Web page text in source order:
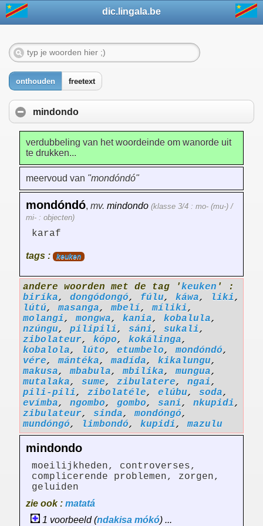
dic.lingala.be
onthouden freetext
mindondo
verdubbeling van het woordeinde om wanorde uit
te drukken...
meervoud van "mondóndó"
mondóndó, mv. mindondo (klasse 3/4 : mo- (mu-) /
mi- : objecten)
karaf
tags : keuken
andere woorden met de tag 'keuken ' :
biríka, dongódongó, fúlu, káwa, liki,
lútú,masanga,mbelí,míliki,
molangi,mongwa, kania, kobalula,
nzúngu, pilipili, sáni, sukali,
zibolateur, kópo, kokálinga,
kobalola, lúto, etumbelo,mondóndó,
vére,mántéka,madída, kikalungu,
makusa,mbabula,mbilika,mungua,
mutalaka, sume, zibulatere, ngai,
pili-pili, zibolatéle, elúbu, soda,
evímba, ngombo, gombo, sani, nkupidi,
zibulateur, sinda,mondóngó,
mundóngó, limbondó, kupidi,mazulu
mindondo
moeilijkheden, controverses,
complicerende problemen, zorgen,
geluiden
zie ook : matatá
1 voorbeeld (ndakisa mókó) ...